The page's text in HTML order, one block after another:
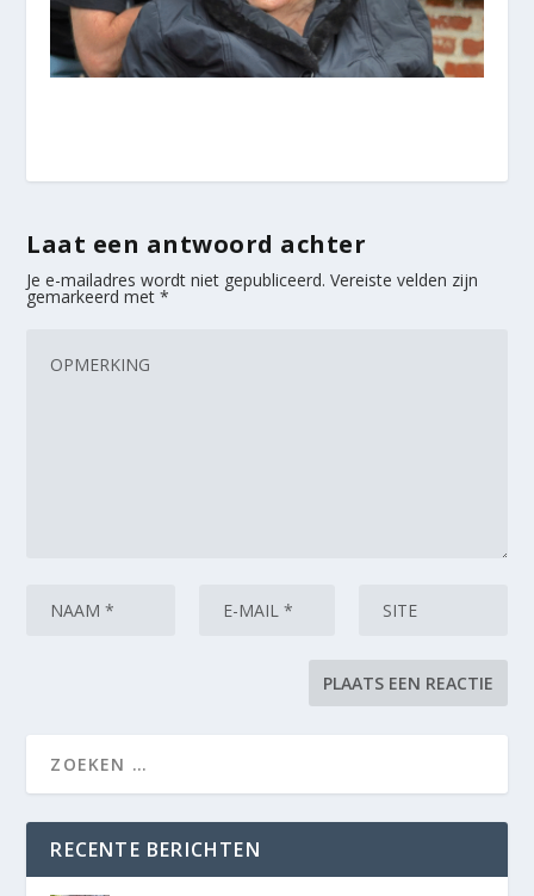
Laat een antwoord achter
Je e-mailadres wordt niet gepubliceerd. Vereiste velden zijn
gemarkeerd met*
RECENTE BERICHTEN